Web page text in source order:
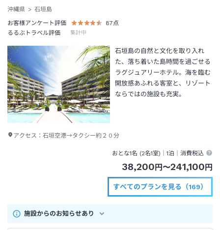
沖縄県
石垣島
お客様アンケート評価
87点
るるぶトラベル評価
集計中
石垣島の自然と文化を取り入れ
た、落ち着いた島時間を過ごせる
ラグジュアリーホテル。海を臨む
開放感あふれる客室と、リゾート
ならではの施設も充実。
アクセス： 石垣空港→タクシー約２０分
おとな1名 (2名1室)｜1泊 ｜消費税込
38,200円〜241,100円
すべてのプランを見る（169）
施設からのお知らせあり